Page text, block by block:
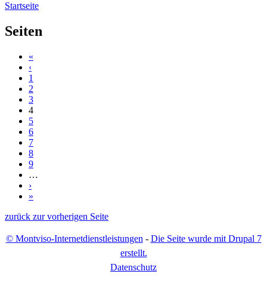
Startseite
Seiten
«
‹
1
2
3
4
5
6
7
8
9
…
›
»
zurück zur vorherigen Seite
© Montviso-Internetdienstleistungen - Die Seite wurde mit Drupal 7
erstellt.
Datenschutz